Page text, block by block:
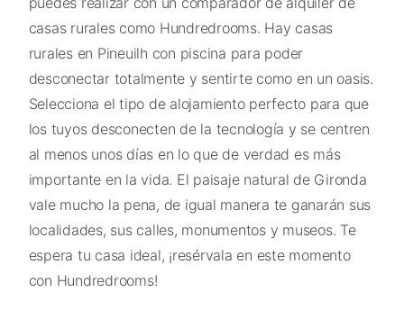
casas rurales como Hundredrooms. Hay casas
rurales en Pineuilh con piscina para poder
desconectar totalmente y sentirte como en un oasis.
Selecciona el tipo de alojamiento perfecto para que
los tuyos desconecten de la tecnología y se centren
al menos unos días en lo que de verdad es más
importante en la vida. El paisaje natural de Gironda
vale mucho la pena, de igual manera te ganarán sus
localidades, sus calles, monumentos y museos. Te
espera tu casa ideal, ¡resérvala en este momento
con Hundredrooms!